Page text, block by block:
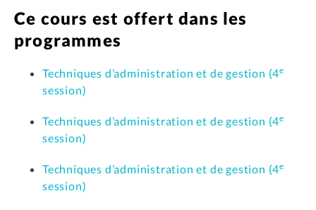
Ce cours est offert dans les
programmes
Techniques d’administration et de gestion (4e
session)
Techniques d’administration et de gestion (4e
session)
Techniques d’administration et de gestion (4e
session)